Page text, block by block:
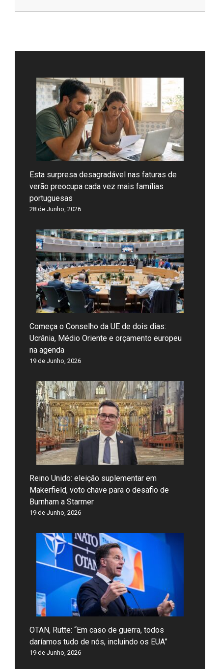
Esta surpresa desagradável nas faturas de
verão preocupa cada vez mais famílias
portuguesas
28 de Junho, 2026
Começa o Conselho da UE de dois dias:
Ucrânia, Médio Oriente e orçamento europeu
na agenda
19 de Junho, 2026
Reino Unido: eleição suplementar em
Makerfield, voto chave para o desafio de
Burnham a Starmer
19 de Junho, 2026
OTAN, Rutte: “Em caso de guerra, todos
daríamos tudo de nós, incluindo os EUA”
19 de Junho, 2026